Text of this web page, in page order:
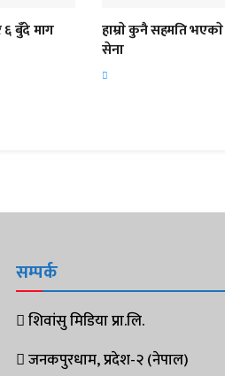
६ बुँदे माग
हाम्राे कुनै सहमति
सेना
सम्पर्क
शिवांसु मिडिया प्रा.लि.
जनकपुरधाम, प्रदेश-२ (नेपाल)